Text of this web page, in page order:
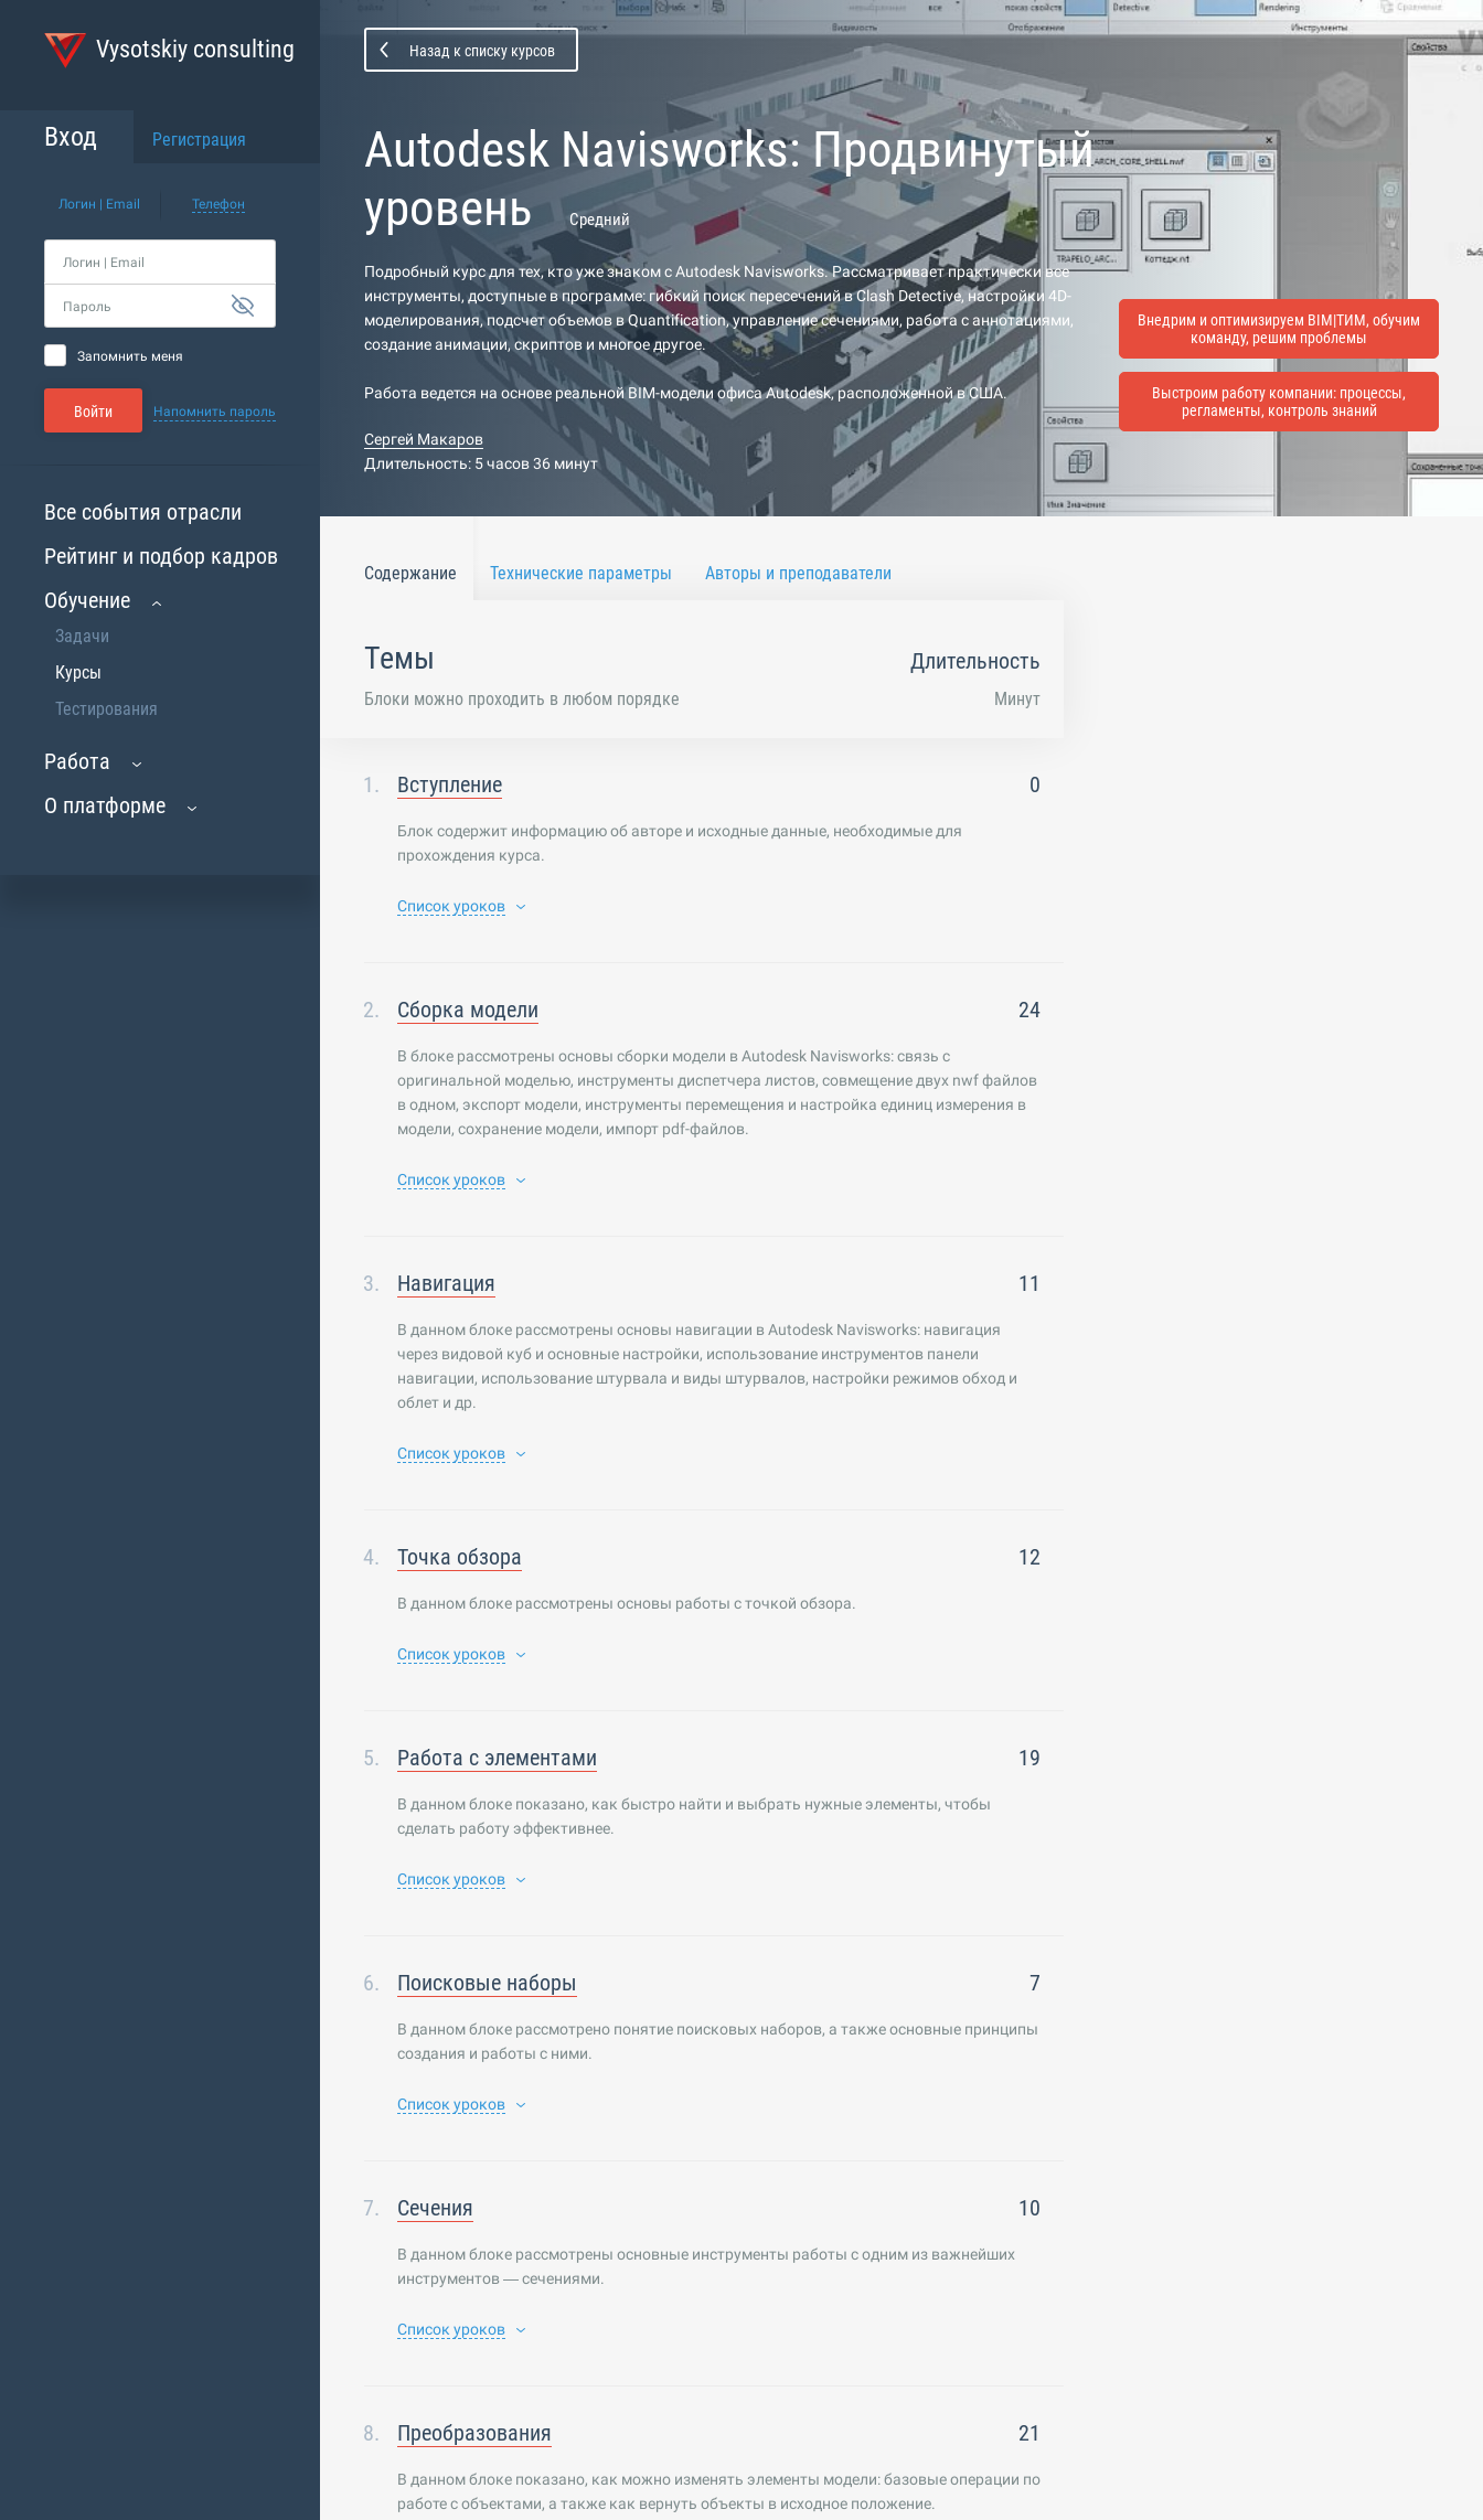
Vysotskiy consulting
Вход Регистрация
Логин | Email Телефон
Логин | Email
Пароль
Запомнить меня
Войти Напомнить пароль
Все события отрасли
Рейтинг и подбор кадров
Обучение
Задачи
Курсы
Тестирования
Работа
О платформе
Назад к списку курсов
Autodesk Navisworks: Продвинутый
уровень
Средний
Подробный курс для тех, кто уже знаком с Autodesk Navisworks. Рассматривает практически все
инструменты, доступные в программе: гибкий поиск пересечений в Clash Detective, настройки 4D-
моделирования, подсчет объемов в Quantification, управление сечениями, работа с аннотациями,
создание анимации, скриптов и многое другое.
Работа ведется на основе реальной BIM-модели офиса Autodesk, расположенной в США.
Сергей Макаров
Длительность: 5 часов 36 минут
Внедрим и оптимизируем BIM|ТИМ, обучим
команду, решим проблемы
Выстроим работу компании: процессы,
регламенты, контроль знаний
Содержание Технические параметры Авторы и преподаватели
Темы
Блоки можно проходить в любом порядке
Длительность
Минут
Вступление 0
Блок содержит информацию об авторе и исходные данные, необходимые для
прохождения курса.
Список уроков
Сборка модели 24
В блоке рассмотрены основы сборки модели в Autodesk Navisworks: связь с
оригинальной моделью, инструменты диспетчера листов, совмещение двух nwf файлов
в одном, экспорт модели, инструменты перемещения и настройка единиц измерения в
модели, сохранение модели, импорт pdf-файлов.
Список уроков
Навигация 11
В данном блоке рассмотрены основы навигации в Autodesk Navisworks: навигация
через видовой куб и основные настройки, использование инструментов панели
навигации, использование штурвала и виды штурвалов, настройки режимов обход и
облет и др.
Список уроков
Точка обзора 12
В данном блоке рассмотрены основы работы с точкой обзора.
Список уроков
Работа с элементами 19
В данном блоке показано, как быстро найти и выбрать нужные элементы, чтобы
сделать работу эффективнее.
Список уроков
Поисковые наборы 7
В данном блоке рассмотрено понятие поисковых наборов, а также основные принципы
создания и работы с ними.
Список уроков
Сечения 10
В данном блоке рассмотрены основные инструменты работы с одним из важнейших
инструментов — сечениями.
Список уроков
Преобразования 21
В данном блоке показано, как можно изменять элементы модели: базовые операции по
работе с объектами, а также как вернуть объекты в исходное положение.